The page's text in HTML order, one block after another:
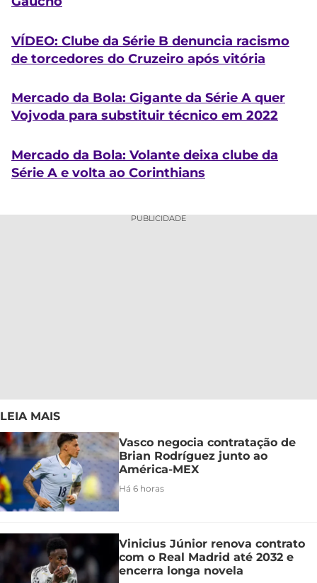
VÍDEO: Clube da Série B denuncia racismo
de torcedores do Cruzeiro após vitória
Mercado da Bola: Gigante da Série A quer
Vojvoda para substituir técnico em 2022
Mercado da Bola: Volante deixa clube da
Série A e volta ao Corinthians
PUBLICIDADE
LEIA MAIS
Vasco negocia contratação de
Brian Rodríguez junto ao
América-MEX
Há 6 horas
Vinicius Júnior renova contrato
com o Real Madrid até 2032 e
encerra longa novela